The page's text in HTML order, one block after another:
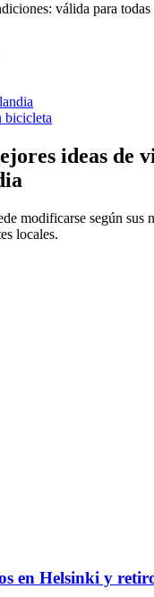
válida para todas
bicicleta
ideas de
modificarse según sus
locales.
en Helsinki y